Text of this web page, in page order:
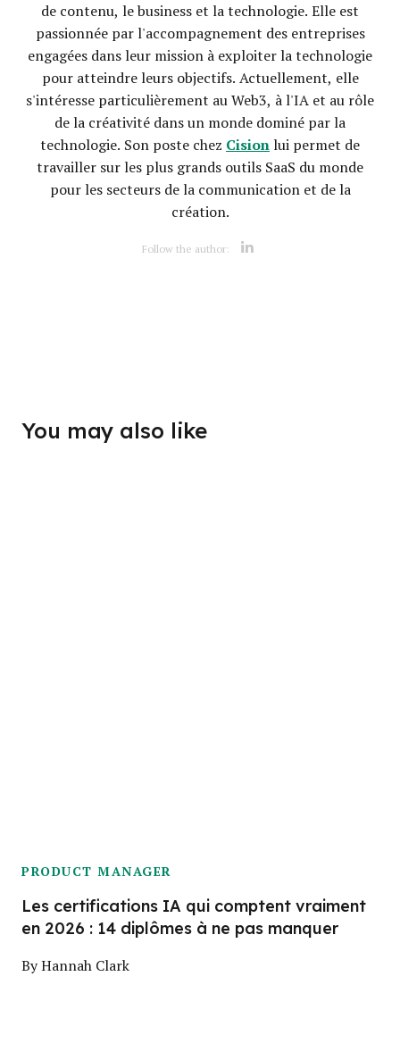
de contenu, le business et la technologie. Elle est
passionnée par l'accompagnement des entreprises
engagées dans leur mission à exploiter la technologie
pour atteindre leurs objectifs. Actuellement, elle
s'intéresse particulièrement au Web3, à l'IA et au rôle
de la créativité dans un monde dominé par la
technologie. Son poste chez Cision lui permet de
travailler sur les plus grands outils SaaS du monde
pour les secteurs de la communication et de la
création.
Follow the author: Opens new
You may also like
PRODUCT MANAGER
Les certifications IA qui comptent vraiment
en 2026 : 14 diplômes à ne pas manquer
ByHannah Clark